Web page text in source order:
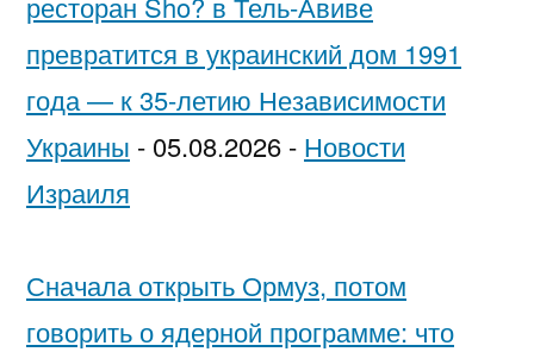
Each
Other
превратится в украинский дом 1991
года — к 35-летию Независимости
Украины - 05.08.2026 - Новости
Израиля
Сначала открыть Ормуз, потом
говорить о ядерной программе: что